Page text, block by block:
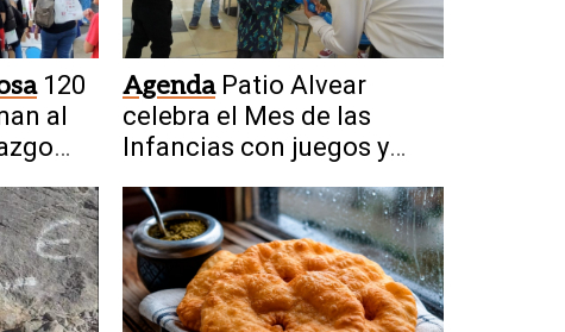
120
al
Agenda Patio Alvear
celebra el Mes de las
Infancias con juegos y